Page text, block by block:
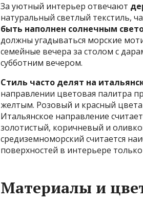
За уютный интерьер отвечают
натуральный светлый текстиль,
быть наполнен солнечным
должны угадываться морские
семейные вечера за столом с
субботним вечером.
Стиль часто делят на
направлении цветовая палитра
желтым. Розовый и красный
Итальянское направление
золотистый, коричневый и
средиземноморский считается
поверхностей в интерьере
Материалы и